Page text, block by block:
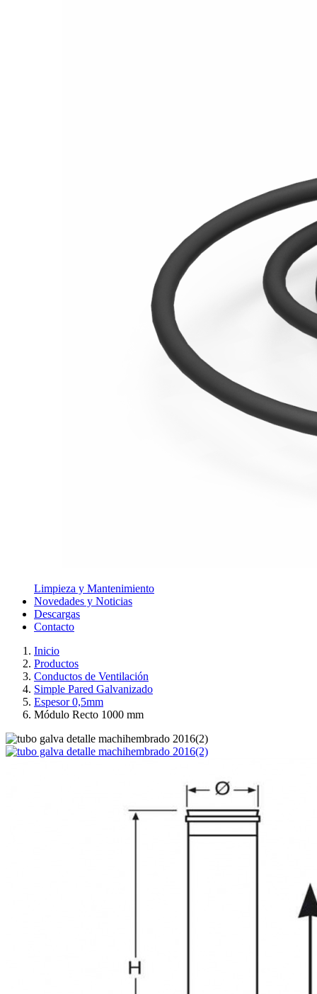
Limpieza y Mantenimiento
Novedades y Noticias
Descargas
Contacto
Inicio
Productos
Conductos de Ventilación
Simple Pared Galvanizado
Espesor 0,5mm
Módulo Recto 1000 mm